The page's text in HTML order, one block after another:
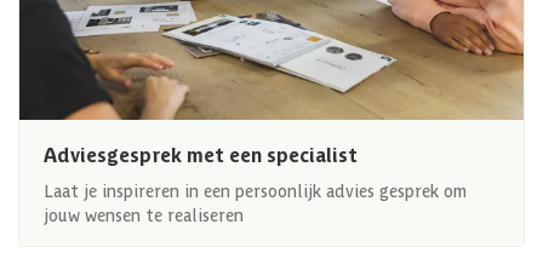
Adviesgesprek met een specialist
Laat je inspireren in een persoonlijk advies gesprek om
jouw wensen te realiseren